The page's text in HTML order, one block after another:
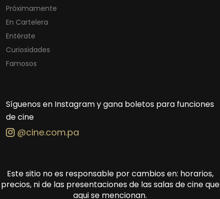
Próximamente
En Cartelera
Entérate
Curiosidades
Famosos
Síguenos en Instagram y gana boletos para funciones
de cine
@cine.com.pa
Este sitio no es responsable por cambios en: horarios,
precios, ni de las presentaciones de las salas de cine que
aqui se mencionan.